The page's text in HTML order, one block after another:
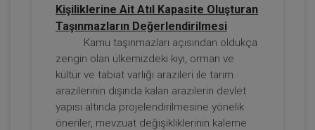
Kira Hukuku - 1 - IV. Borçlar Hukuku
Kongresi - I. Oturum
360 TL Sepete Ekle
Kişiliklerine Ait Atıl Kapasite Oluşturan
Taşınmazların Değerlendirilmesi
Kamu taşınmazları açısından oldukça
zengin olan ülkemizdeki kıyı, orman ve
kültür ve tabiat varlığı arazileri ile tarım
arazilerinin dışında kalan arazilerin devlet
yapısı altında projelendirilmesine yönelik
öneriler, mevzuat değişikliklerinin kaleme